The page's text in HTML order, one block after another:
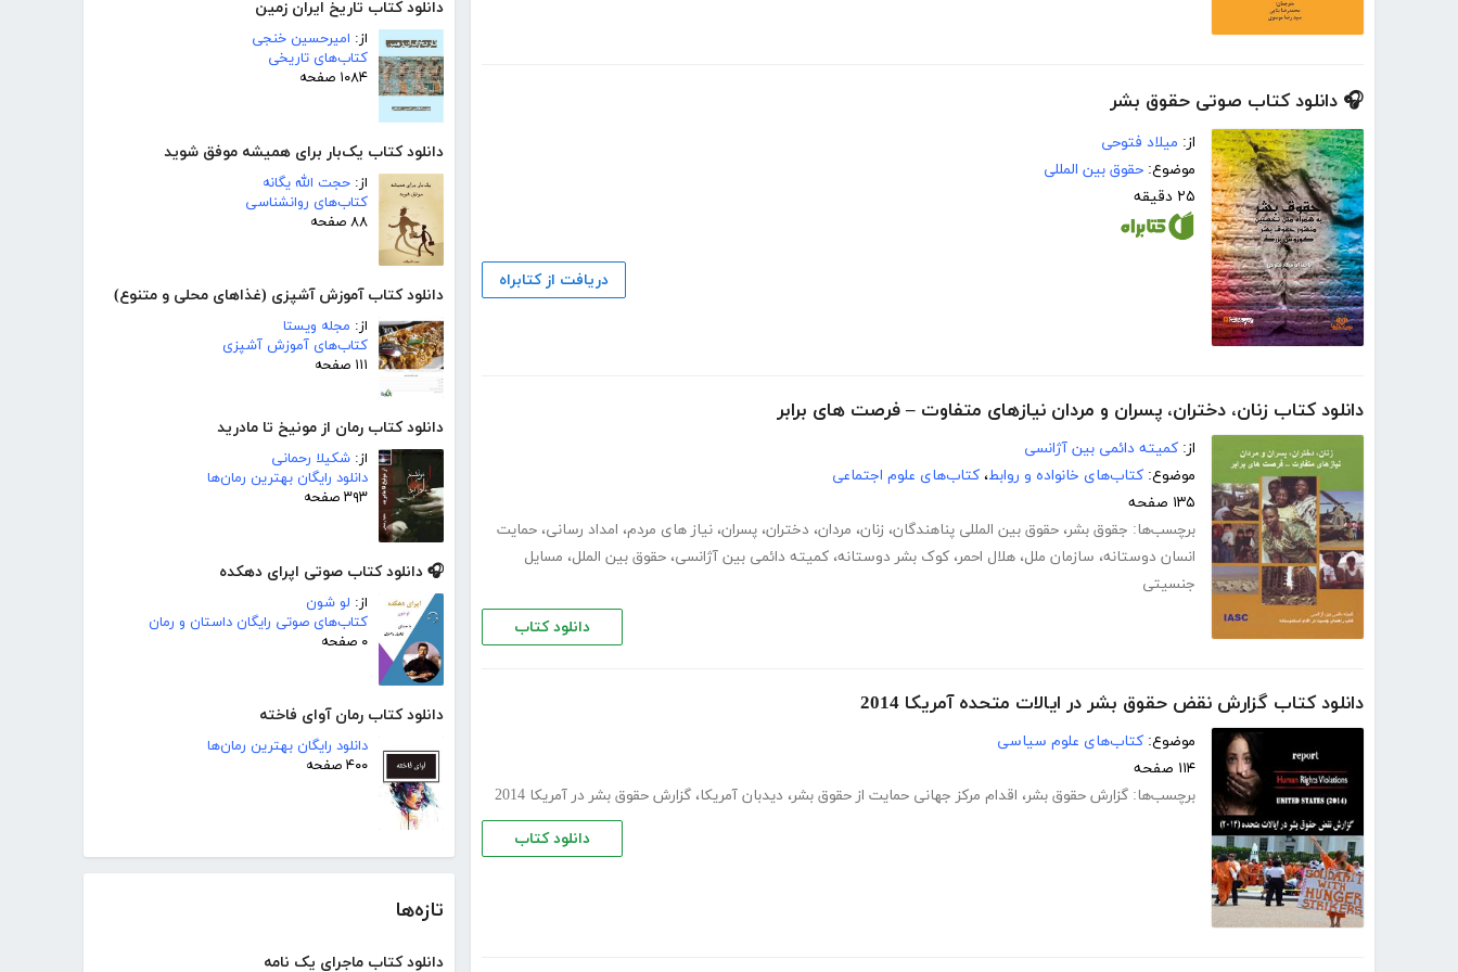
دانلود کتاب تاریخ ایران زمین
از: امیرحسین خنجی
کتاب‌های تاریخی
۱۰۸۴ صفحه
دانلود کتاب یک‌بار برای همیشه موفق شوید
از: حجت الله یگانه
کتاب‌های روانشناسی
۸۸ صفحه
دانلود کتاب آموزش آشپزی (غذاهای محلی و متنوع)
از: مجله ویستا
کتاب‌های آموزش آشپزی
۱۱۱ صفحه
دانلود کتاب رمان از مونیخ تا مادرید
از: شکیلا رحمانی
دانلود رایگان بهترین رمان‌ها
۳۹۳ صفحه
🎧 دانلود کتاب صوتی اپرای دهکده
از: لو شون
کتاب‌های صوتی رایگان داستان و رمان
۰ صفحه
دانلود کتاب رمان آوای فاخته
دانلود رایگان بهترین رمان‌ها
۴۰۰ صفحه
تازه‌ها
دانلود کتاب ماجرای یک نامه
🎧 دانلود کتاب صوتی حقوق بشر
از: میلاد فتوحی
موضوع: حقوق بین المللی
۲۵ دقیقه
دریافت از کتابراه
دانلود کتاب زنان، دختران، پسران و مردان نیازهای متفاوت – فرصت های برابر
از: کمیته دائمی بین آژانسی
موضوع: کتاب‌های خانواده و روابط، کتاب‌های علوم اجتماعی
۱۳۵ صفحه
برچسب‌ها: جقوق بشر، حقوق بین المللی پناهندگان، زنان، مردان، دختران، پسران، نیاز های مردم، امداد رسانی، حمایت
انسان دوستانه، سازمان ملل، هلال احمر، کوک بشر دوستانه، کمیته دائمی بین آژانسی، حقوق بین الملل، مسایل
جنسیتی
دانلود کتاب
دانلود کتاب گزارش نقض حقوق بشر در ایالات متحده آمریکا 2014
موضوع: کتاب‌های علوم سیاسی
۱۱۴ صفحه
برچسب‌ها: گزارش حقوق بشر، اقدام مرکز جهانی حمایت از حقوق بشر، دیدبان آمریکا، گزارش حقوق بشر در آمریکا 2014
دانلود کتاب